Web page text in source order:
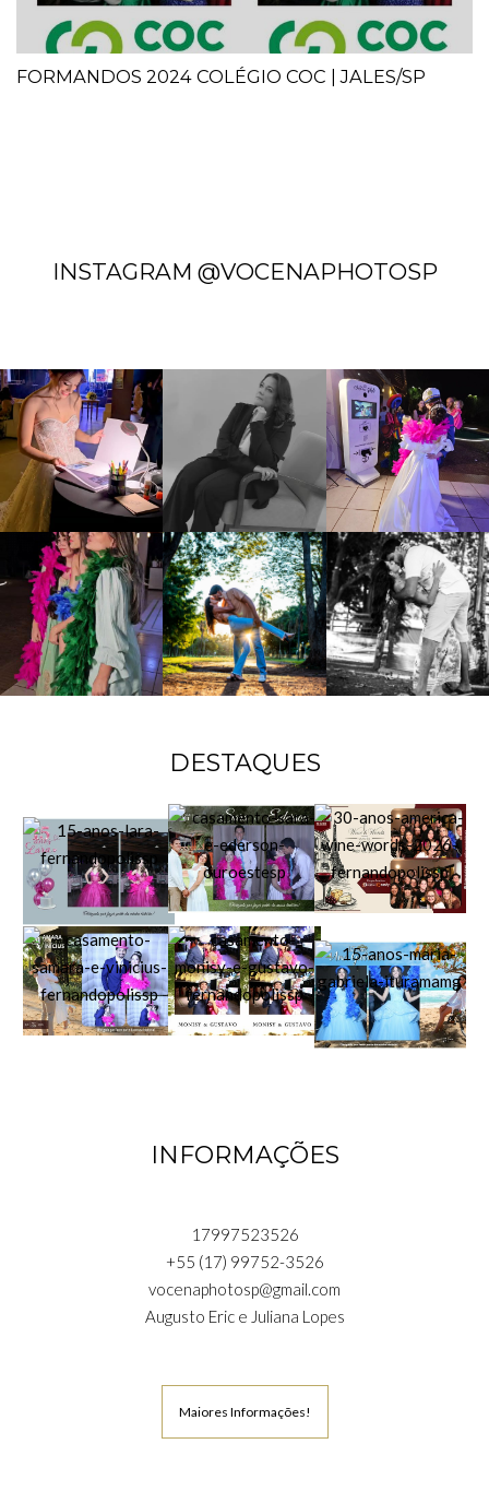
FORMANDOS 2024 COLÉGIO COC | JALES/SP
INSTAGRAM @VOCENAPHOTOSP
DESTAQUES
INFORMAÇÕES
17997523526
+55 (17) 99752-3526
vocenaphotosp@gmail.com
Augusto Eric e Juliana Lopes
Maiores Informações!